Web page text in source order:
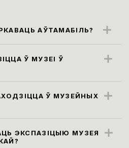
АЎТАМАБІЛЬ?
вул. Карла Маркса
Ў МУЗЕІ Ў
экспазіцыі
Яго неабходна
Ў МУЗЕЙНЫХ
см, а таксама,
здаць у гардэроб ці
ЭКСПАЗІЦЫЮ МУЗЕЯ